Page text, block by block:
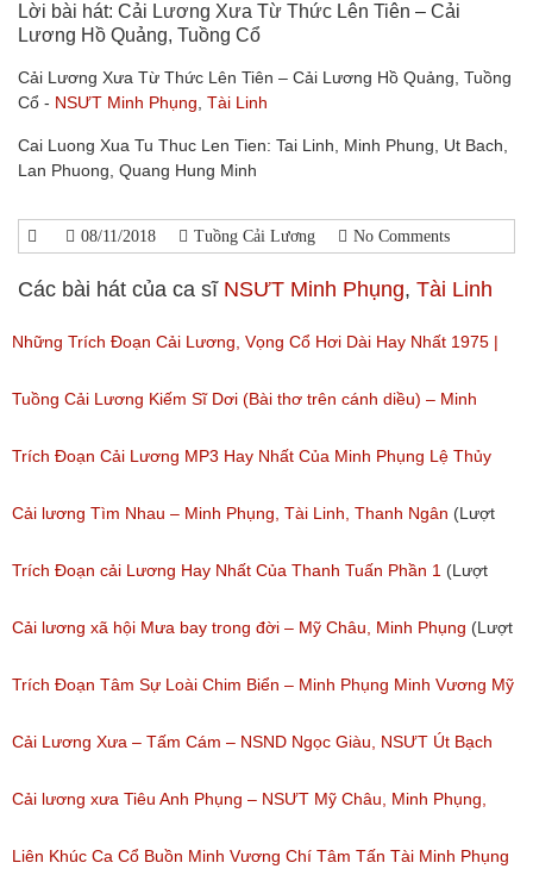
Lời bài hát: Cải Lương Xưa Từ Thức Lên Tiên – Cải
Lương Hồ Quảng, Tuồng Cổ
Cải Lương Xưa Từ Thức Lên Tiên – Cải Lương Hồ Quảng, Tuồng
Cổ - NSƯT Minh Phụng Tài Linh
Cai Luong Xua Tu Thuc Len Tien: Tai Linh, Minh Phung, Ut Bach,
Lan Phuong, Quang Hung Minh
08/11/2018 Tuồng Cải Lương No Comments
Các bài hát của ca sĩ NSƯT Minh Phụng, Tài Linh
Những Trích Đoạn Cải Lương, Vọng Cổ Hơi Dài Hay Nhất 1975 |
Cải Lương Tấn Tài, Lệ Thủy, Minh Phụng
(Lượt nghe: 511)
Tuồng Cải Lương Kiếm Sĩ Dơi (Bài thơ trên cánh diều) – Minh
Phụng, Minh Châu
(Lượt nghe: 517)
Trích Đoạn Cải Lương MP3 Hay Nhất Của Minh Phụng Lệ Thủy
Phần 1
(Lượt nghe: 11,533)
Cải lương Tìm Nhau – Minh Phụng, Tài Linh, Thanh Ngân (Lượt
nghe: 420)
Trích Đoạn cải Lương Hay Nhất Của Thanh Tuấn Phần 1 (Lượt
nghe: 322)
Cải lương xã hội Mưa bay trong đời – Mỹ Châu, Minh Phụng (Lượt
nghe: 134)
Trích Đoạn Tâm Sự Loài Chim Biển – Minh Phụng Minh Vương Mỹ
Châu
(Lượt nghe: 658)
Cải Lương Xưa – Tấm Cám – NSND Ngọc Giàu, NSƯT Út Bạch
Lan, NSƯT Mỹ Châu, Minh Phụng
(Lượt nghe: 356)
Cải lương xưa Tiêu Anh Phụng – NSƯT Mỹ Châu, Minh Phụng,
Hoàng Tuấn, Kiều Oanh
Liên Khúc Ca Cổ Buồn Minh Vương Chí Tâm Tấn Tài Minh Phụng